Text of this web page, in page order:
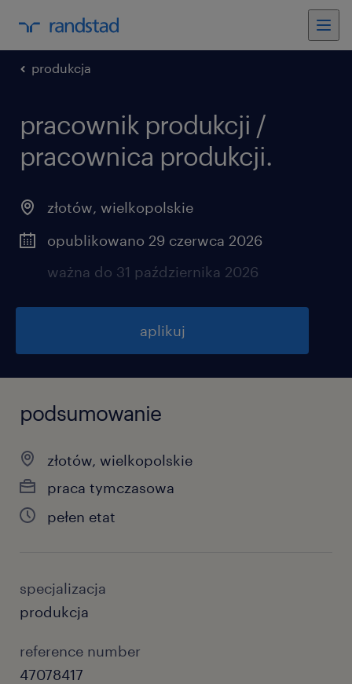
produkcja
pracownik produkcji /
pracownica produkcji.
złotów, wielkopolskie
opublikowano 29 czerwca 2026
ważna do 31 października 2026
aplikuj
podsumowanie
złotów, wielkopolskie
praca tymczasowa
pełen etat
specjalizacja
produkcja
reference number
47078417